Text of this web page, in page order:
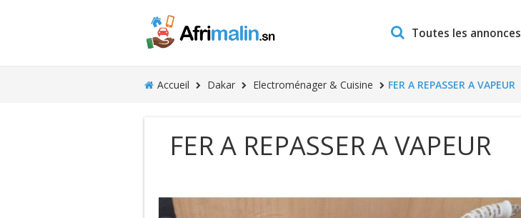
Toutes les annonces
Accueil Dakar Electroménager & Cuisine FER A REPASSER A VAPEUR
FER A REPASSER A VAPEUR